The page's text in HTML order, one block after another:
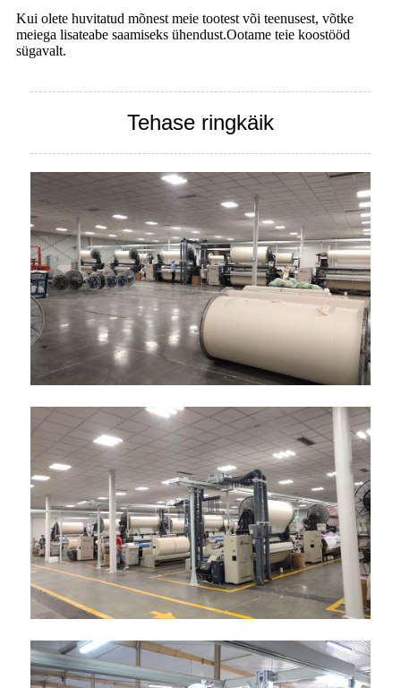
Kui olete huvitatud mõnest meie tootest või teenusest, võtke
meiega lisateabe saamiseks ühendust.Ootame teie koostööd
sügavalt.
Tehase ringkäik